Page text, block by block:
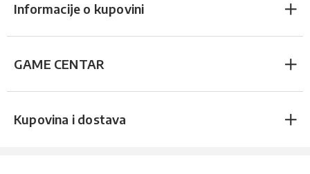
Informacije o kupovini
GAME CENTAR
Kupovina i dostava